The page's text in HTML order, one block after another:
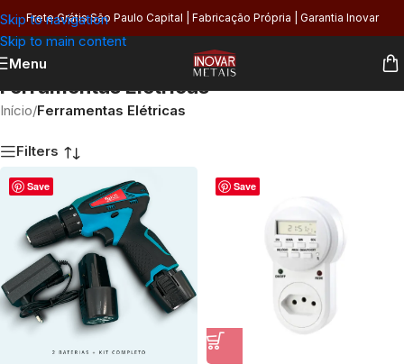
Skip to navigation
Skip to main content
Frete Grátis São Paulo Capital | Fabricação Própria | Garantia Inovar
Menu
Ferramentas Elétricas
Início/Ferramentas Elétricas
Filters
Save Save